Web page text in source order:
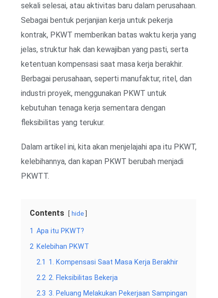
sekali selesai, atau aktivitas baru dalam perusahaan.
Sebagai bentuk perjanjian kerja untuk pekerja
kontrak, PKWT memberikan batas waktu kerja yang
jelas, struktur hak dan kewajiban yang pasti, serta
ketentuan kompensasi saat masa kerja berakhir.
Berbagai perusahaan, seperti manufaktur, ritel, dan
industri proyek, menggunakan PKWT untuk
kebutuhan tenaga kerja sementara dengan
fleksibilitas yang terukur.
Dalam artikel ini, kita akan menjelajahi apa itu PKWT,
kelebihannya, dan kapan PKWT berubah menjadi
PKWTT.
Contents hide
1 Apa itu PKWT?
2 Kelebihan PKWT
2.1 1. Kompensasi Saat Masa Kerja Berakhir
2.2 2. Fleksibilitas Bekerja
2.3 3. Peluang Melakukan Pekerjaan Sampingan